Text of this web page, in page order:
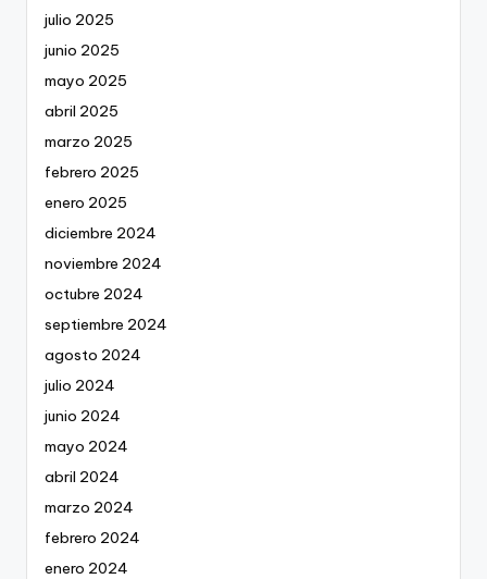
julio 2025
junio 2025
mayo 2025
abril 2025
marzo 2025
febrero 2025
enero 2025
diciembre 2024
noviembre 2024
octubre 2024
septiembre 2024
agosto 2024
julio 2024
junio 2024
mayo 2024
abril 2024
marzo 2024
febrero 2024
enero 2024